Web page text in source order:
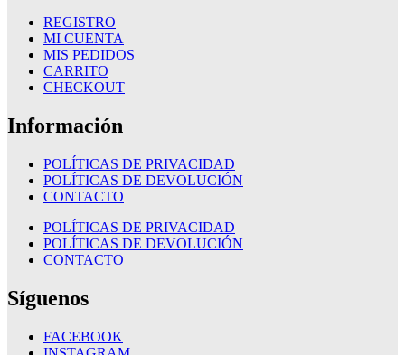
REGISTRO
MI CUENTA
MIS PEDIDOS
CARRITO
CHECKOUT
Información
POLÍTICAS DE PRIVACIDAD
POLÍTICAS DE DEVOLUCIÓN
CONTACTO
POLÍTICAS DE PRIVACIDAD
POLÍTICAS DE DEVOLUCIÓN
CONTACTO
Síguenos
FACEBOOK